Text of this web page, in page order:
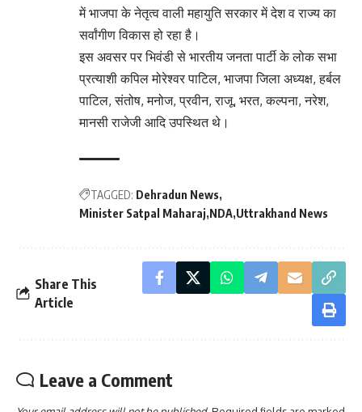
में भाजपा के नेतृत्व वाली महायुति सरकार में देश व राज्य का
सर्वांगीण विकास हो रहा है।
इस अवसर पर भिवंडी से भारतीय जनता पार्टी के लोक सभा
प्रत्याशी कपिल मोरेश्वर पाटिल, भाजपा जिला अध्यक्ष, हर्बल
पाटिल, संतोष, मनोज, प्रवीन, राजू, भरत, कल्पना, नरेश,
मानसी राजेजी आदि उपस्थित थे।
TAGGED: Dehradun News
Minister Satpal Maharaj NDA Uttrakhand News
Share This
Article
Leave a Comment